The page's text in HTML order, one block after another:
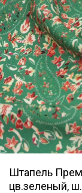
Штапель
цв.зеленый,